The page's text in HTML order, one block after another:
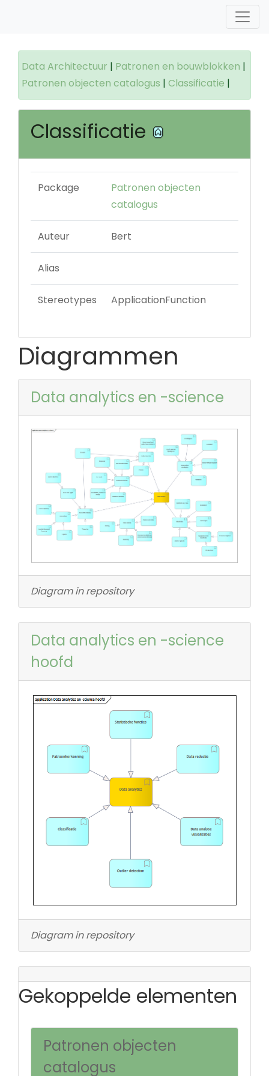
Data Architectuur | Patronen en bouwblokken |
Patronen objecten catalogus | Classificatie |
Classificatie
Package
Patronen objecten
catalogus
Auteur Bert
Alias
Stereotypes ApplicationFunction
Diagrammen
Data analytics en -science
Diagram in repository
Data analytics en -science
hoofd
Diagram in repository
Gekoppelde elementen
Patronen objecten
catalogus